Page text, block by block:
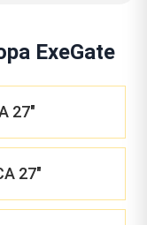
ExeGate
27"
27"